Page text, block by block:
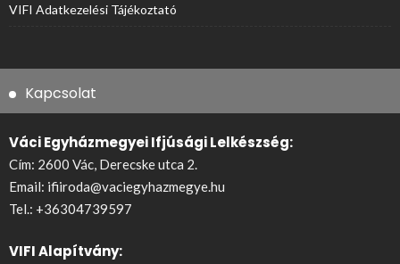
VIFI Adatkezelési Tájékoztató
Kapcsolat
Váci Egyházmegyei Ifjúsági Lelkészség:
Cím: 2600 Vác, Derecske utca 2.
Email: ifiiroda@vaciegyhazmegye.hu
Tel.: +36304739597
VIFI Alapítvány: